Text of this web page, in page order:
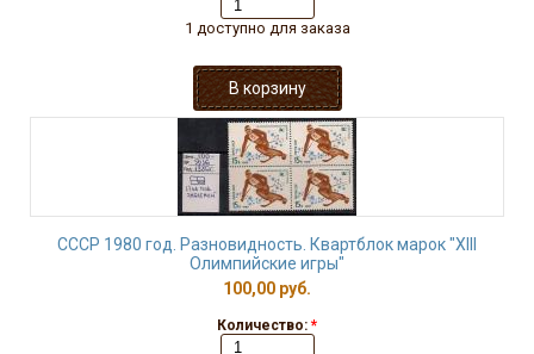
1 доступно для заказа
СССР 1980 год. Разновидность. Квартблок марок "ХIII
Олимпийские игры"
100,00 руб.
Количество: *